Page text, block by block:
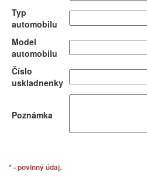
Typ
automobilu
Model
automobilu
Číslo
uskladnenky
Poznámka
* - povinný údaj.